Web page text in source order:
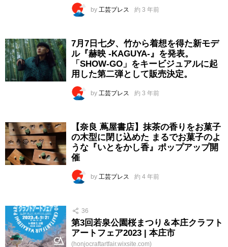
by 工芸プレス 約 3 年前
7月7日七夕、竹から着想を得た新モデ
ル『赫映 -KAGUYA-』を発表。
「SHOW-GO」をキービジュアルに起
用した第二弾として販売決定。
by 工芸プレス 約 3 年前
【奈良 蔦屋書店】抹茶の香りをお菓子
の木型に閉じ込めた まるでお菓子のよ
うな『いとをかし香』ポップアップ開
催
by 工芸プレス 約 4 年前
36
第3回若泉公園桜まつり＆本庄クラフト
アートフェア2023 | 本庄市
(honjocraftartfair.wixsite.com)